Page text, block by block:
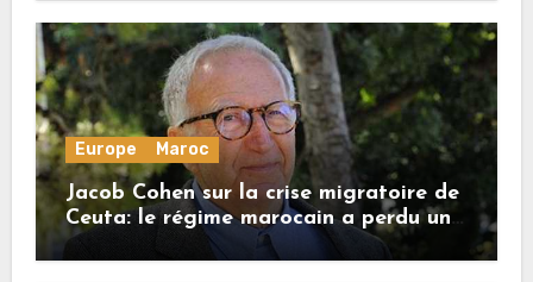
Europe Maroc
Jacob Cohen sur la crise migratoire de
Ceuta: le régime marocain a perdu une
bonne part de sa crédibilité vis-à-vis
de l’Union européenne